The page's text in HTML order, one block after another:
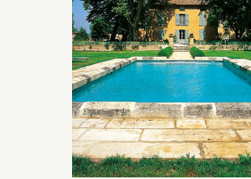
Les piscines en béton authentiques Jacques
démarquent par la noblesse des
utilisés pour garder un aspect ancien,
patine naturelle ou créer un ornement de
taille.